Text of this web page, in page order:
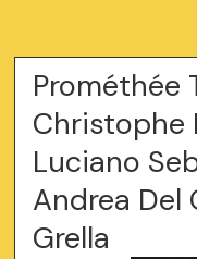
Prométhée
Christophe
Luciano
Andrea Del
Grella